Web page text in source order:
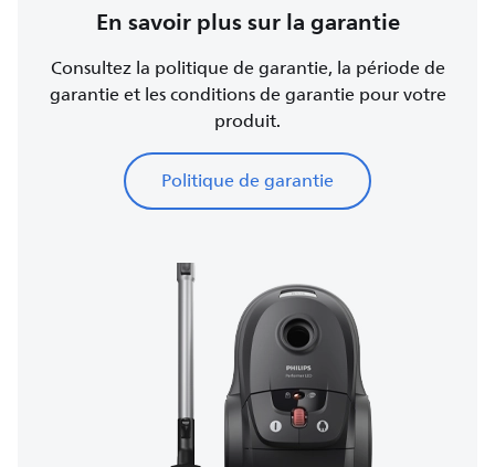
En savoir plus sur la garantie
Consultez la politique de garantie, la période de
garantie et les conditions de garantie pour votre
produit.
Politique de garantie